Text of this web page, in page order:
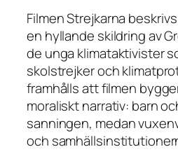
FilmenStrejkarna
en hyllande skildring av
de unga klimataktivister
skolstrejker och
framhålls att filmen
moraliskt narrativ: barn
sanningen, medan
och